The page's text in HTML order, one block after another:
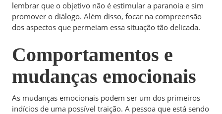
lembrar que o objetivo não é estimular a paranoia e sim
promover o diálogo. Além disso, focar na compreensão
dos aspectos que permeiam essa situação tão delicada.
Comportamentos e
mudanças emocionais
As mudanças emocionais podem ser um dos primeiros
indícios de uma possível traição. A pessoa que está sendo